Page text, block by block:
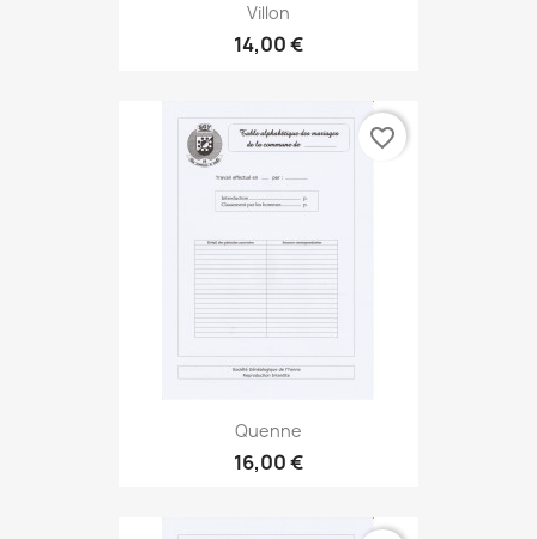
Villon
14,00 €
Quenne
16,00 €
favorite_border